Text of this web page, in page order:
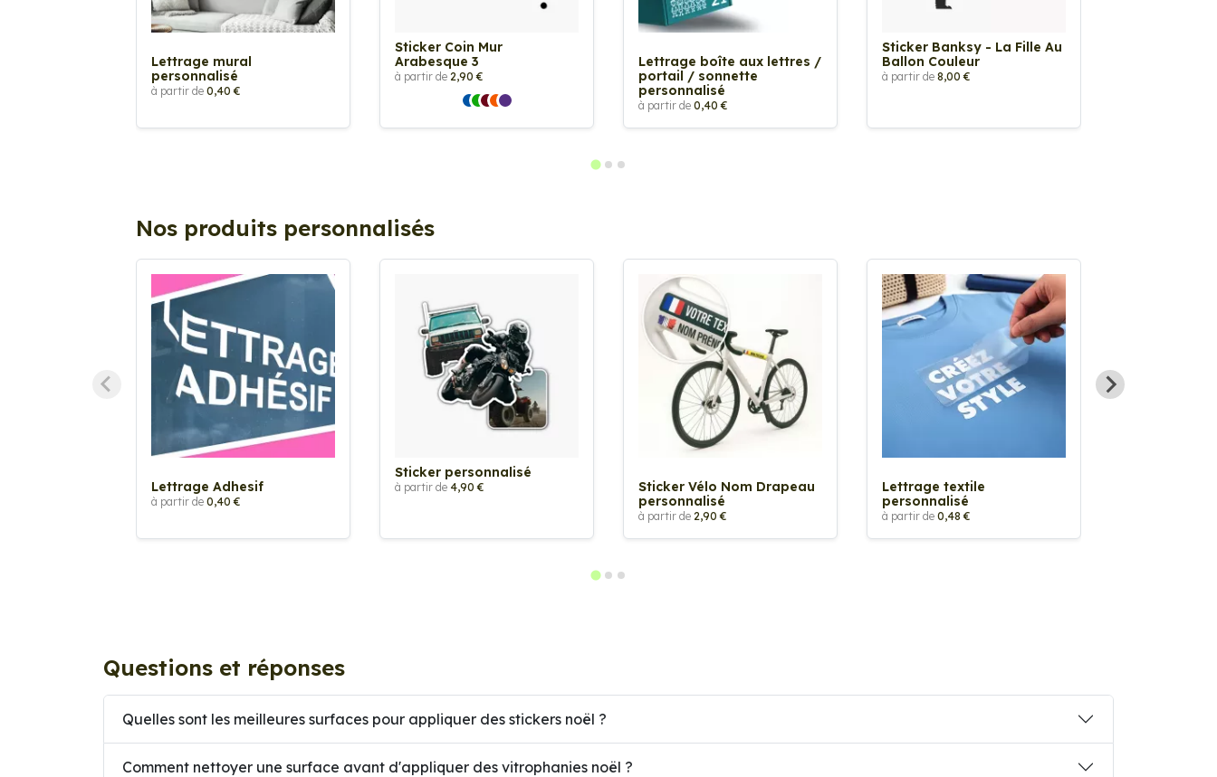
Lettrage mural
personnalisé
à partir de 0,40 €
Sticker Coin Mur
Arabesque 3
à partir de 2,90 €
Lettrage boîte aux lettres /
portail / sonnette
personnalisé
à partir de 0,40 €
Sticker Banksy - La Fille Au
Ballon Couleur
à partir de 8,00 €
Nos produits personnalisés
Lettrage Adhesif
à partir de 0,40 €
Sticker personnalisé
à partir de 4,90 €
Sticker Vélo Nom Drapeau
personnalisé
à partir de 2,90 €
Lettrage textile
personnalisé
à partir de 0,48 €
Questions et réponses
Quelles sont les meilleures surfaces pour appliquer des stickers noël ?
Comment nettoyer une surface avant d'appliquer des vitrophanies noël ?